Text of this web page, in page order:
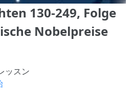
130-249, Folge
Nobelpreise
ッスン